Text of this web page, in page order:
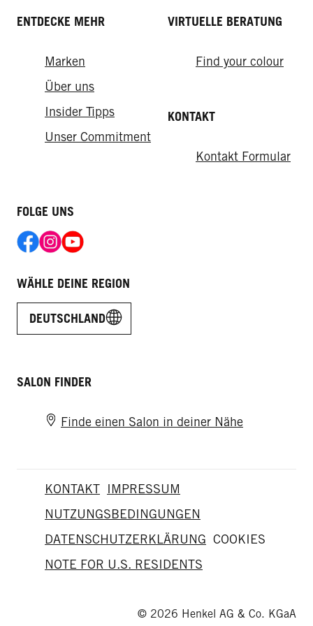
ENTDECKE MEHR
Marken
Über uns
Insider Tipps
Unser Commitment
VIRTUELLE BERATUNG
Find your colour
KONTAKT
Kontakt Formular
FOLGE UNS
WÄHLE DEINE REGION
DEUTSCHLAND
SALON FINDER
Finde einen Salon in deiner Nähe
KONTAKT IMPRESSUM
NUTZUNGSBEDINGUNGEN
DATENSCHUTZERKLÄRUNG COOKIES
NOTE FOR U.S. RESIDENTS
© 2026 Henkel AG & Co. KGaA